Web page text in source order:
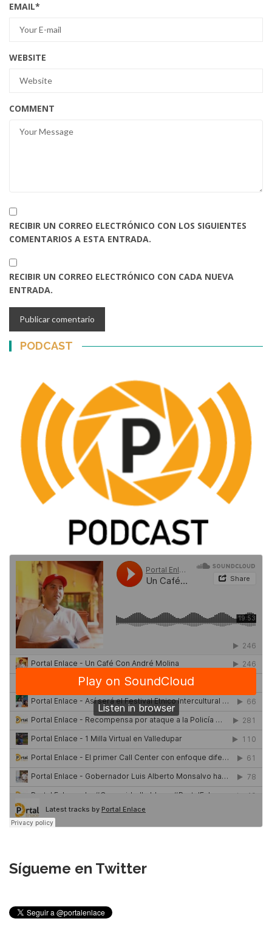
EMAIL*
WEBSITE
COMMENT
RECIBIR UN CORREO ELECTRÓNICO CON LOS SIGUIENTES
COMENTARIOS A ESTA ENTRADA.
RECIBIR UN CORREO ELECTRÓNICO CON CADA NUEVA
ENTRADA.
PODCAST
Sígueme en Twitter